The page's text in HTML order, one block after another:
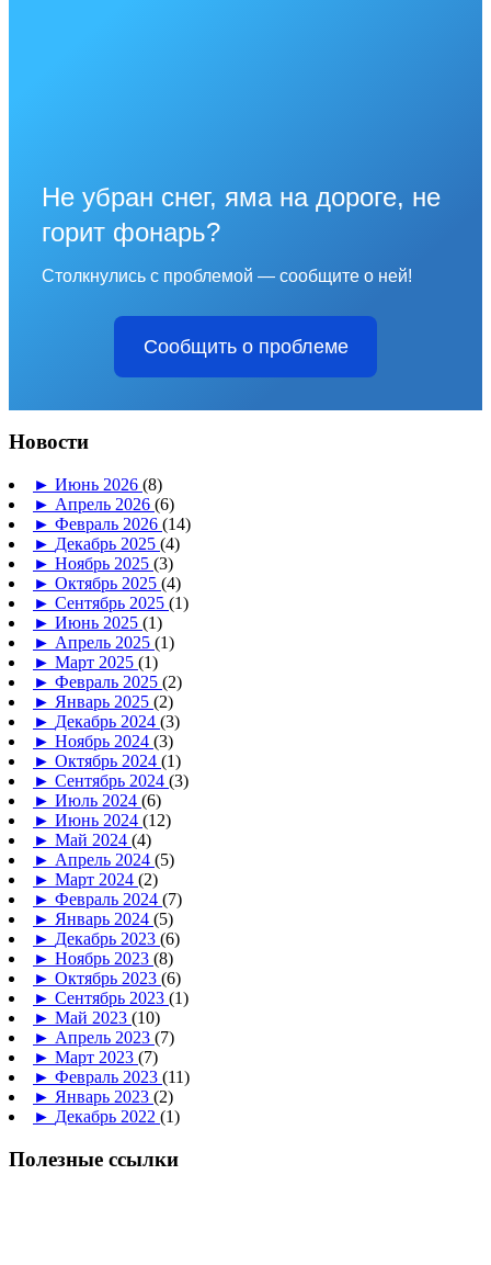
Не убран снег, яма на дороге, не
горит фонарь?
Столкнулись с проблемой — сообщите о ней!
Сообщить о проблеме
Новости
► Июнь 2026 (8)
► Апрель 2026 (6)
► Февраль 2026 (14)
► Декабрь 2025 (4)
► Ноябрь 2025 (3)
► Октябрь 2025 (4)
► Сентябрь 2025 (1)
► Июнь 2025 (1)
► Апрель 2025 (1)
► Март 2025 (1)
► Февраль 2025 (2)
► Январь 2025 (2)
► Декабрь 2024 (3)
► Ноябрь 2024 (3)
► Октябрь 2024 (1)
► Сентябрь 2024 (3)
► Июль 2024 (6)
► Июнь 2024 (12)
► Май 2024 (4)
► Апрель 2024 (5)
► Март 2024 (2)
► Февраль 2024 (7)
► Январь 2024 (5)
► Декабрь 2023 (6)
► Ноябрь 2023 (8)
► Октябрь 2023 (6)
► Сентябрь 2023 (1)
► Май 2023 (10)
► Апрель 2023 (7)
► Март 2023 (7)
► Февраль 2023 (11)
► Январь 2023 (2)
► Декабрь 2022 (1)
Полезные ссылки